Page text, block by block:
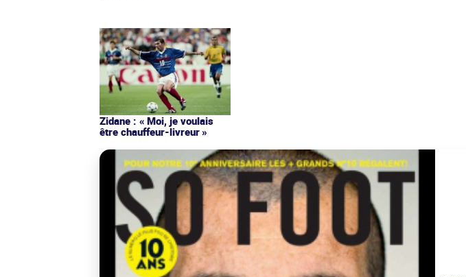
Zidane : « Moi, je voulais
être chauffeur-livreur »